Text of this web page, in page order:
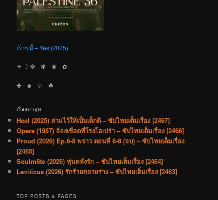
เร็วๆ นี้ – Yes (2025)
☀︎ ☽ ❁ ✾ ❀ ✿
✤ ♣︎ ♧ ☘︎
เรื่องล่าสุด
Heel (2025) ล่ามไว้ให้เป็นเด็กดี – ซับไทยเต็มเรื่อง [2467]
Opera (1987) จ้องเชือดที่โรงโอเปร่า – ซับไทยเต็มเรื่อง [2466]
Proud (2026) Ep.6-8 พราว ตอนที่ 6-8 (จบ) – ซับไทยเต็มเรื่อง
[2465]
Soulm8te (2026) หุ่นคลั่งรัก – ซับไทยเต็มเรื่อง [2464]
Leviticus (2026) รักร้ายกลายร่าง – ซับไทยเต็มเรื่อง [2463]
TOP POSTS & PAGES